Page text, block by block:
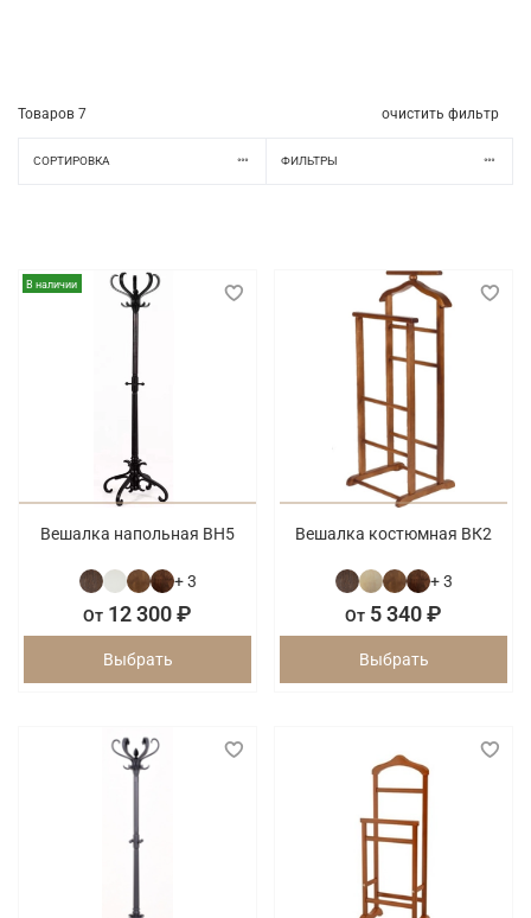
Товаров 7 очистить фильтр
СОРТИРОВКА ФИЛЬТРЫ
В наличии
Вешалка напольная ВН5
+ 3
От 12 300 ₽
Выбрать
Вешалка костюмная ВК2
+ 3
От 5 340 ₽
Выбрать